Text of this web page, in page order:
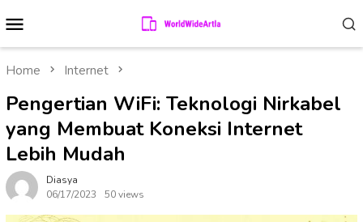
to
contentMenu
Home Internet
Pengertian WiFi: Teknologi Nirkabel
yang Membuat Koneksi Internet
Lebih Mudah
Diasya
06/17/2023
50 views